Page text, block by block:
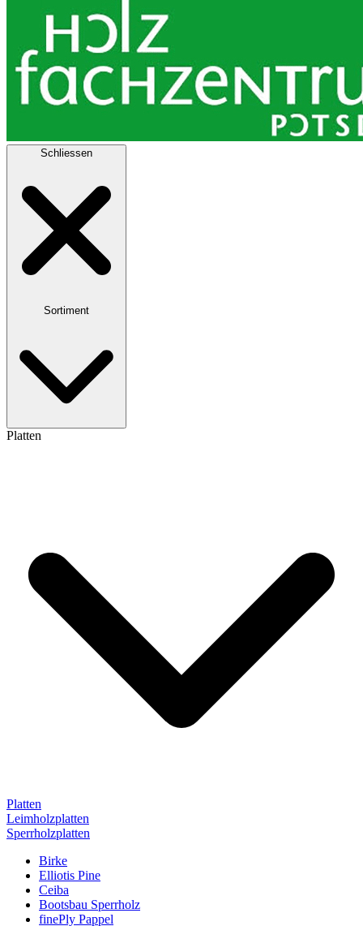
Schliessen
Sortiment
Platten
Platten
Leimholzplatten
Sperrholzplatten
Birke
Elliotis Pine
Ceiba
Bootsbau Sperrholz
finePly Pappel